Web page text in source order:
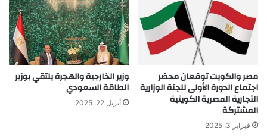
مصر والكويت توقعان محضر
اجتماع الدورة الأولى للجنة الوزارية
التجارية المصرية الكويتية
المشتركة
فبراير 3, 2025
وزير الخارجية والهجرة يلتقي بوزير
الطاقة السعودي
أبريل 22, 2025